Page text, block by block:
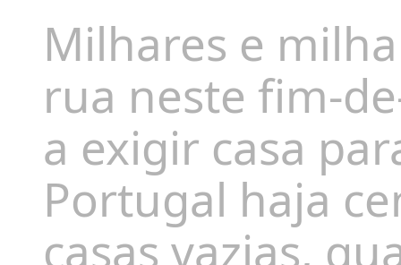
Milhares e
rua neste fim-
a exigir casa
Portugal haja